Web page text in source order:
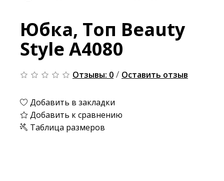
Юбка, Топ Beauty
Style А4080
Отзывы: 0 / Оставить отзыв
Добавить в закладки
Добавить к сравнению
Таблица размеров